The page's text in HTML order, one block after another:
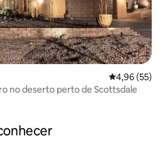
4,96 de uma
4,96 (55)
no deserto perto de Scottsdale